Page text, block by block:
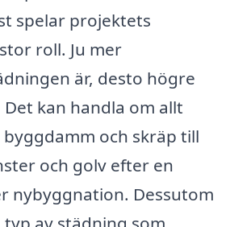
spelar projektets
roll. Ju mer
är, desto högre
kan handla om allt
och skräp till
och golv efter en
nybyggnation. Dessutom